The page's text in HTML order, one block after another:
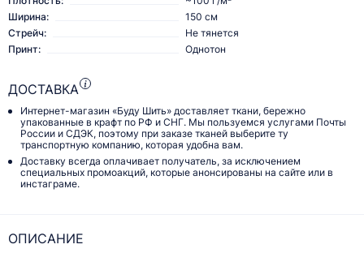
Ширина:
150 см
Стрейч:
Не тянется
Принт:
Однотон
ДОСТАВКА
Интернет-магазин «Буду Шить» доставляет ткани, бережно
упакованные в крафт по РФ и СНГ. Мы пользуемся услугами Почты
России и СДЭК, поэтому при заказе тканей выберите ту
транспортную компанию, которая удобна вам.
Доставку всегда оплачивает получатель, за исключением
специальных промоакций, которые анонсированы на сайте или в
инстаграме.
ОПИСАНИЕ